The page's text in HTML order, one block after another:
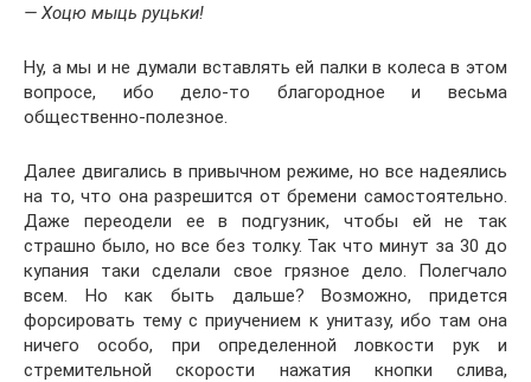
— Хоцю мыць руцьки!
Ну, а мы и не думали вставлять ей палки в колеса в этом
вопросе, ибо дело-то благородное и весьма
общественно-полезное.
Далее двигались в привычном режиме, но все надеялись
на то, что она разрешится от бремени самостоятельно.
Даже переодели ее в подгузник, чтобы ей не так
страшно было, но все без толку. Так что минут за 30 до
купания таки сделали свое грязное дело. Полегчало
всем. Но как быть дальше? Возможно, придется
форсировать тему с приучением к унитазу, ибо там она
ничего особо, при определенной ловкости рук и
стремительной скорости нажатия кнопки слива,